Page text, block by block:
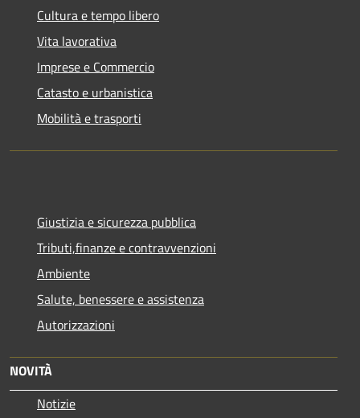
Cultura e tempo libero
Vita lavorativa
Imprese e Commercio
Catasto e urbanistica
Mobilità e trasporti
Giustizia e sicurezza pubblica
Tributi,finanze e contravvenzioni
Ambiente
Salute, benessere e assistenza
Autorizzazioni
NOVITÀ
Notizie